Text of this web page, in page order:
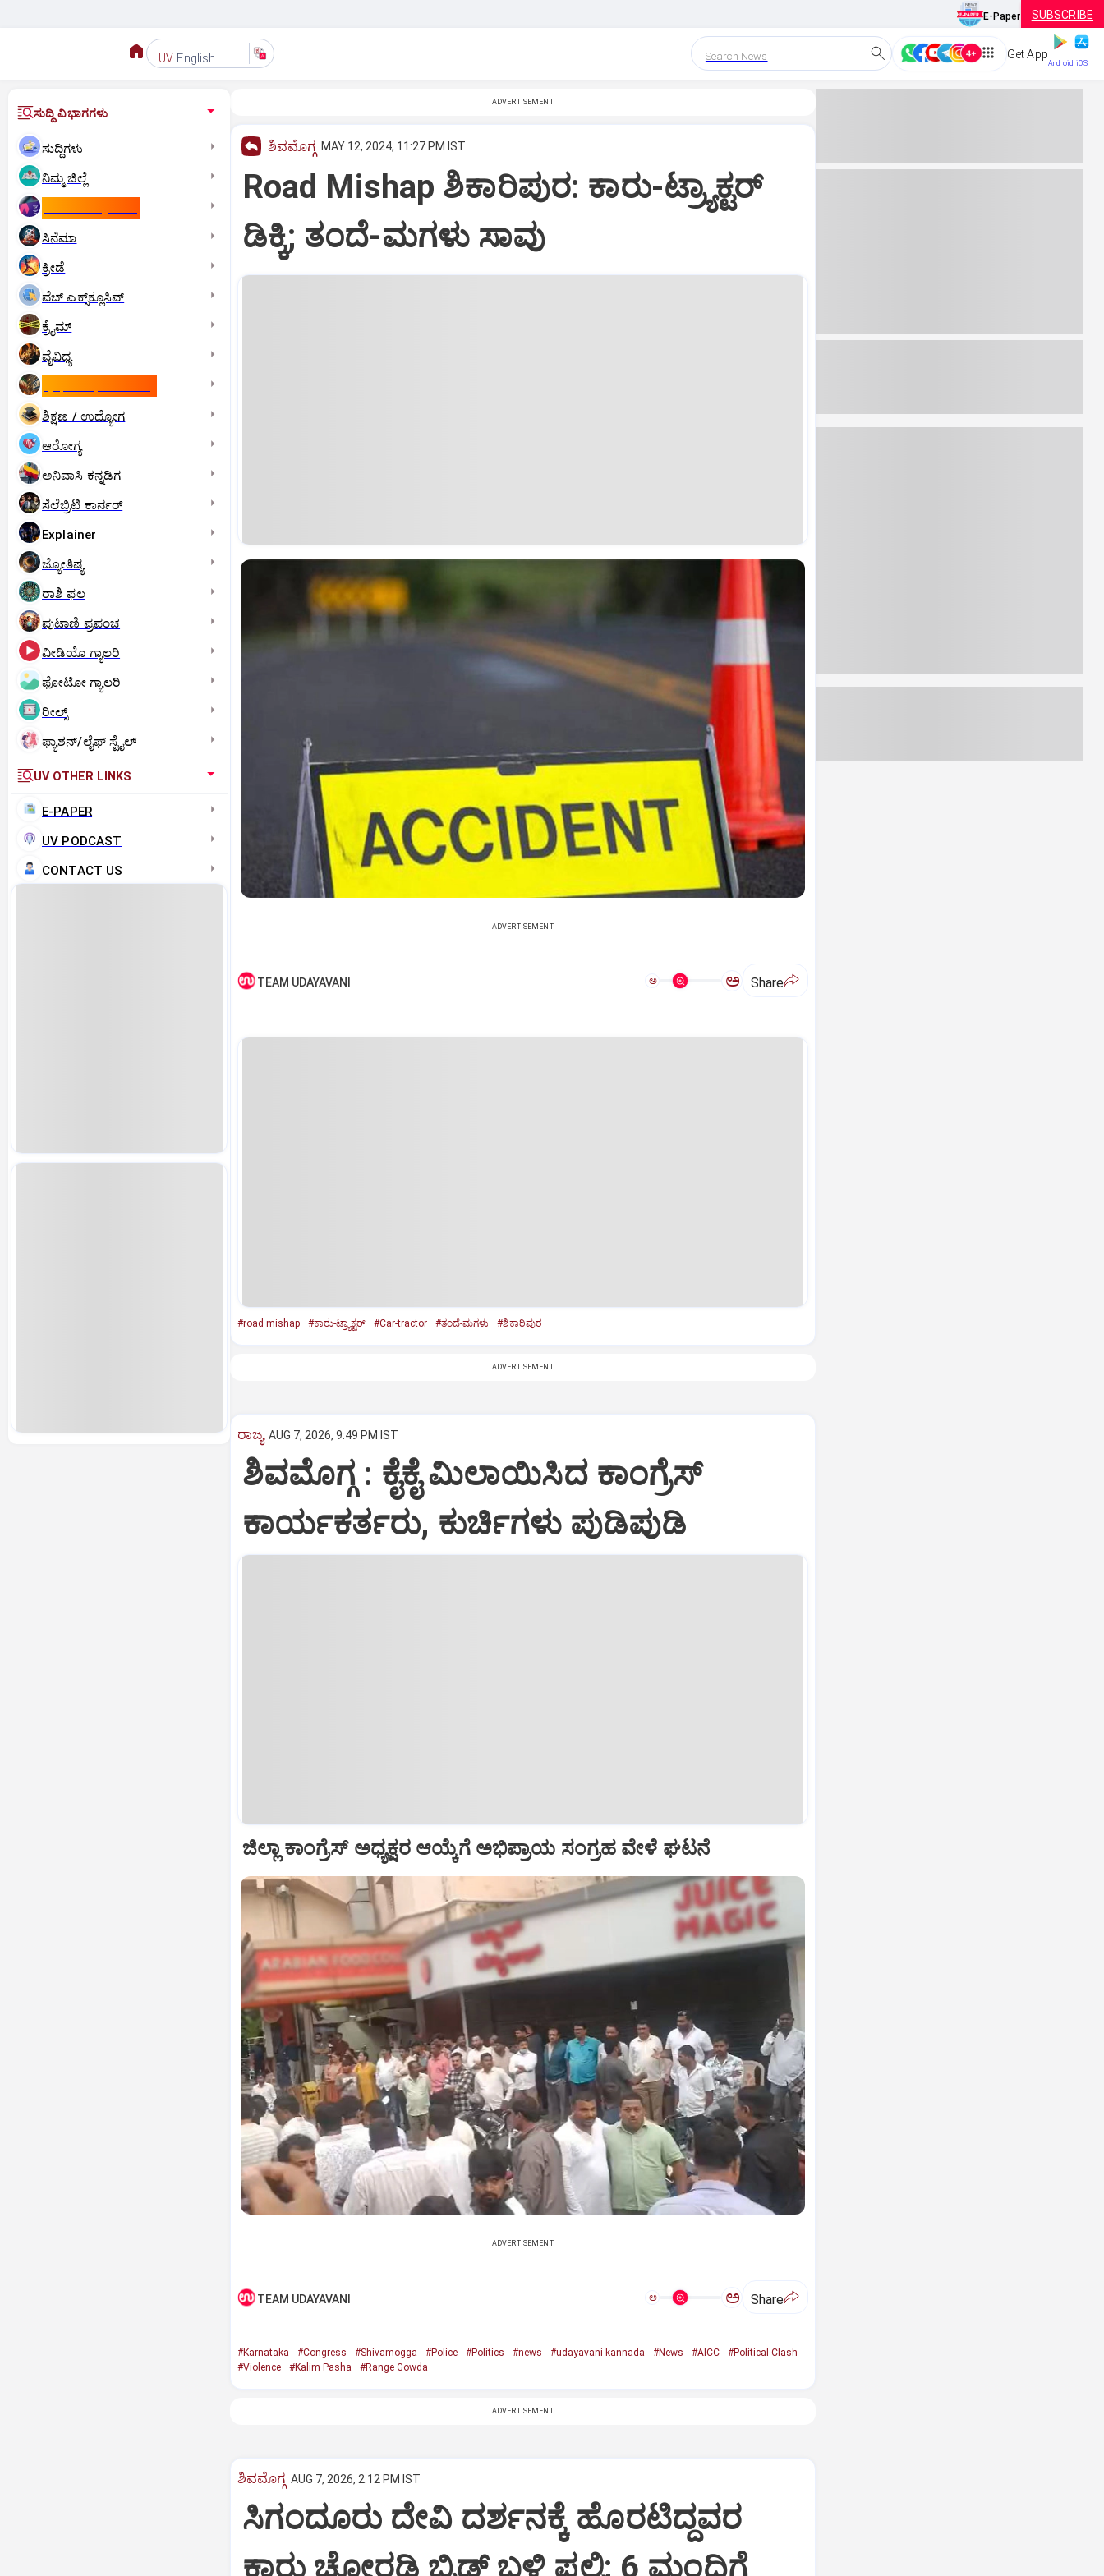
E-Paper SUBSCRIBE
UV English Search News Get App
Android iOS
ಸುದ್ದಿ ವಿಭಾಗಗಳು
ಸುದ್ದಿಗಳು
ನಿಮ್ಮ ಜಿಲ್ಲೆ
ಸಿನೆಮಾ
ಕ್ರೀಡೆ
ವೆಬ್ ಎಕ್ಸ್‌ಕ್ಲೂಸಿವ್
ಕ್ರೈಮ್
ವೈವಿಧ್ಯ
ಶಿಕ್ಷಣ / ಉದ್ಯೋಗ
ಆರೋಗ್ಯ
ಅನಿವಾಸಿ ಕನ್ನಡಿಗ
ಸೆಲೆಬ್ರಿಟಿ ಕಾರ್ನರ್‌
Explainer
ಜ್ಯೋತಿಷ್ಯ
ರಾಶಿ ಫಲ
ಪುಟಾಣಿ ಪ್ರಪಂಚ
ವೀಡಿಯೊ ಗ್ಯಾಲರಿ
ಫೋಟೋ ಗ್ಯಾಲರಿ
ರೀಲ್ಸ್
ಫ್ಯಾಶನ್/ಲೈಫ್‌ ಸ್ಟೈಲ್
UV OTHER LINKS
E-PAPER
UV PODCAST
CONTACT US
ADVERTISEMENT
ಶಿವಮೊಗ್ಗ MAY 12, 2024, 11:27 PM IST
Road Mishap ಶಿಕಾರಿಪುರ: ಕಾರು-ಟ್ರ್ಯಾಕ್ಟರ್
ಡಿಕ್ಕಿ; ತಂದೆ-ಮಗಳು ಸಾವು
ADVERTISEMENT
TEAM UDAYAVANI ಅ ಅ Share
#road mishap #ಕಾರು-ಟ್ರ್ಯಾಕ್ಟರ್ #Car-tractor #ತಂದೆ-ಮಗಳು #ಶಿಕಾರಿಪುರ
ADVERTISEMENT
ರಾಜ್ಯ AUG 7, 2026, 9:49 PM IST
ಶಿವಮೊಗ್ಗ : ಕೈಕೈ ಮಿಲಾಯಿಸಿದ ಕಾಂಗ್ರೆಸ್
ಕಾರ್ಯಕರ್ತರು, ಕುರ್ಚಿಗಳು ಪುಡಿಪುಡಿ
ಜಿಲ್ಲಾ ಕಾಂಗ್ರೆಸ್ ಅಧ್ಯಕ್ಷರ ಆಯ್ಕೆಗೆ ಅಭಿಪ್ರಾಯ ಸಂಗ್ರಹ ವೇಳೆ ಘಟನೆ
ADVERTISEMENT
TEAM UDAYAVANI ಅ ಅ Share
#Karnataka #Congress #Shivamogga #Police #Politics #news #udayavani kannada #News #AICC
#Political Clash
#Violence
#Kalim Pasha #Range Gowda
ADVERTISEMENT
ಶಿವಮೊಗ್ಗ AUG 7, 2026, 2:12 PM IST
ಸಿಗಂದೂರು ದೇವಿ ದರ್ಶನಕ್ಕೆ ಹೊರಟಿದ್ದವರ
ಕಾರು ಚೋರಡಿ ಬ್ರಿಡ್ಜ್ ಬಳಿ ಪಲ್ಟಿ; 6 ಮಂದಿಗೆ